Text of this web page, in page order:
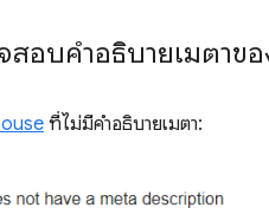
สอบคำอธิบายเมตาข
ที่ไม่มีคำอธิบายเมตา: